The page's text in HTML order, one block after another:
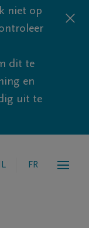
niet op
dit te
en
uit te
FR